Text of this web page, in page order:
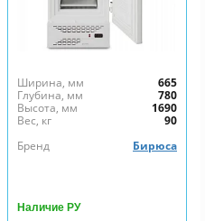
Ширина, мм
665
Глубина, мм
780
Высота, мм
1690
Вес, кг
90
Бренд
Бирюса
Наличие РУ